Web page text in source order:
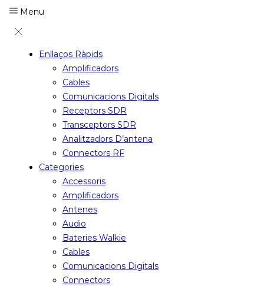
Menu
Enllaços Ràpids
Amplificadors
Cables
Comunicacions Digitals
Receptors SDR
Transceptors SDR
Analitzadors D’antena
Connectors RF
Categories
Accessoris
Amplificadors
Antenes
Audio
Bateries Walkie
Cables
Comunicacions Digitals
Connectors